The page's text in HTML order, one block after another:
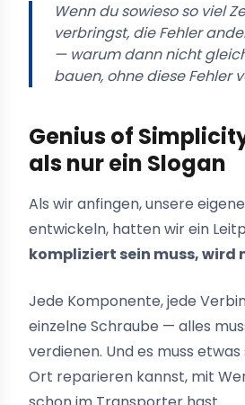
Wenn du sowieso so viel
verbringst, die Fehler
— warum dann nicht
bauen, ohne diese Fehler
Genius of
als nur ein Slogan
Als wir anfingen, unsere
entwickeln, hatten wir ein
kompliziert sein muss, wird
Jede Komponente, jede
einzelne Schraube — alles
verdienen. Und es muss etwas
Ort reparieren kannst, mit